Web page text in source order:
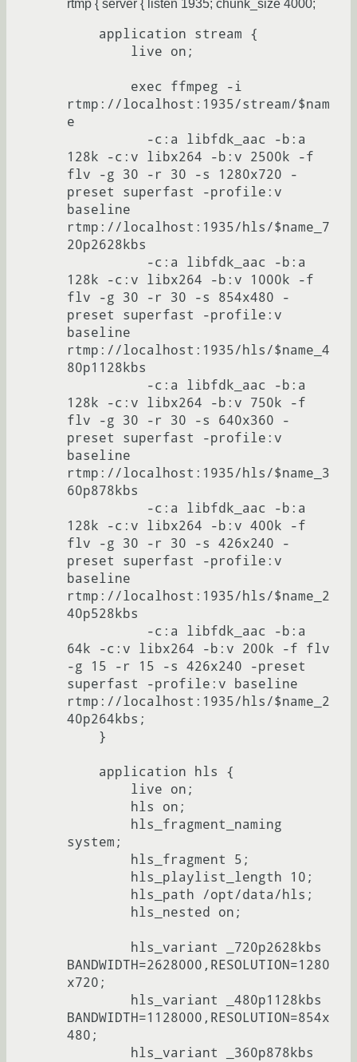
rtmp { server { listen 1935; chunk_size 4000;
rtmp://localhost:1935/stream/$nam
e
128k -c:v libx264 -b:v 2500k -f
flv -g 30 -r 30 -s 1280x720 -
preset superfast -profile:v
baseline
rtmp://localhost:1935/hls/$name_7
20p2628kbs
128k -c:v libx264 -b:v 1000k -f
flv -g 30 -r 30 -s 854x480 -
preset superfast -profile:v
baseline
rtmp://localhost:1935/hls/$name_4
80p1128kbs
128k -c:v libx264 -b:v 750k -f
flv -g 30 -r 30 -s 640x360 -
preset superfast -profile:v
baseline
rtmp://localhost:1935/hls/$name_3
60p878kbs
128k -c:v libx264 -b:v 400k -f
flv -g 30 -r 30 -s 426x240 -
preset superfast -profile:v
baseline
rtmp://localhost:1935/hls/$name_2
40p528kbs
64k -c:v libx264 -b:v 200k -f flv
-g 15 -r 15 -s 426x240 -preset
superfast -profile:v baseline
rtmp://localhost:1935/hls/$name_2
40p264kbs;
system;
BANDWIDTH=2628000,RESOLUTION=1280
x720;
BANDWIDTH=1128000,RESOLUTION=854x
480;